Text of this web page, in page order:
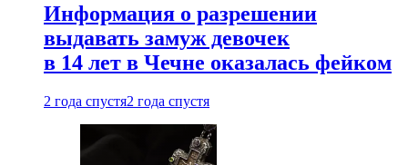
Информация о разрешении
выдавать замуж девочек
в 14 лет в Чечне оказалась фейком
2 года спустя2 года спустя